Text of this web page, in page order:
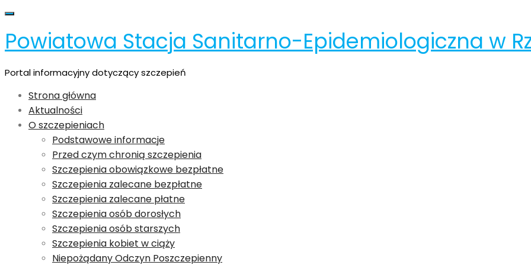
Skip
content
Toggle navigation
Powiatowa Stacja Sanitarno-Epidemiologiczna w
Portal informacyjny dotyczący szczepień
Strona główna
Aktualności
O szczepieniach
Podstawowe informacje
Przed czym chronią szczepienia
Szczepienia obowiązkowe bezpłatne
Szczepienia zalecane bezpłatne
Szczepienia zalecane płatne
Szczepienia osób dorosłych
Szczepienia osób starszych
Szczepienia kobiet w ciąży
Niepożądany Odczyn Poszczepienny